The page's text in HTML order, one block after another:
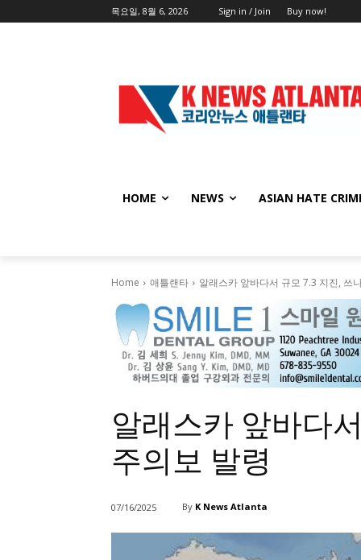
목요일, 8월 6, 2026 Sign in / Join Buy now!
HOME NEWS ASIAN HATE
Home 애틀랜타 알래스카 앞바다서 규모 7.3 지진, 쓰
알래스카 앞바다
주의보 발령
07/16/2025 By K News Atlanta